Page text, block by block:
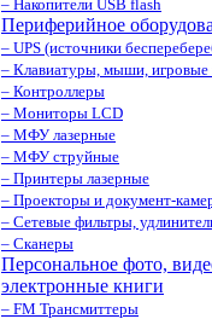
– Накопители USB flash
Периферийное
– UPS (источники
– Клавиатуры, мыши, игровые
– Контроллеры
– Мониторы LCD
– МФУ лазерные
– МФУ струйные
– Принтеры лазерные
– Проекторы и документ-
– Сетевые фильтры,
– Сканеры
Персональное фото,
электронные книги
– FM Трансмиттеры